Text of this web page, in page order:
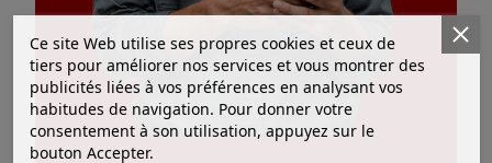
Ce site Web utilise ses propres cookies et ceux de
tiers pour améliorer nos services et vous montrer des
publicités liées à vos préférences en analysant vos
habitudes de navigation. Pour donner votre
consentement à son utilisation, appuyez sur le
bouton Accepter.